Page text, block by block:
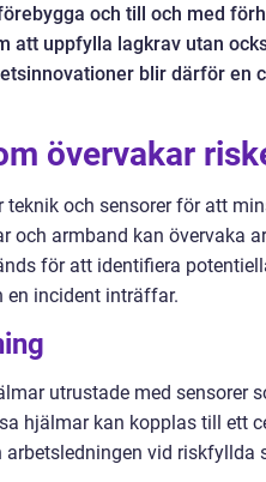
och till och med
att uppfylla lagkrav utan
blir därför en
övervakar
och sensorer för att
och armband kan övervaka
för att identifiera
en incident inträffar.
utrustade med sensorer
hjälmar kan kopplas till ett
vid riskfyllda